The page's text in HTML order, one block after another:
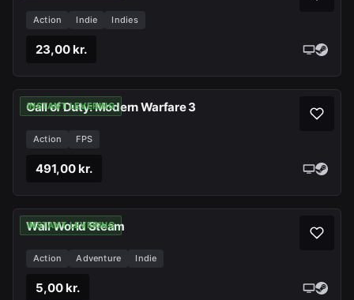
Action Indie Indies
23,00 kr.
INSTANT LEVERING
Call of Duty: Modern Warfare 3
Action FPS
491,00 kr.
INSTANT LEVERING
Wall World Steam
Action Adventure Indie
5,00 kr.